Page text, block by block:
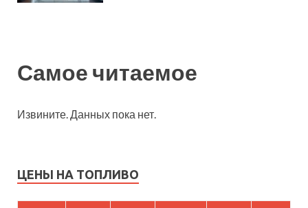
Самое читаемое
Извините. Данных пока нет.
ЦЕНЫ НА ТОПЛИВО